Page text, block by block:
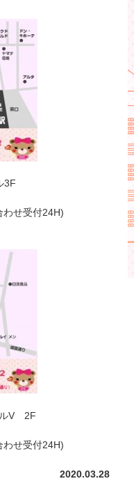
3F
わせ受付24H)
ルV 2F
わせ受付24H)
2020.03.28